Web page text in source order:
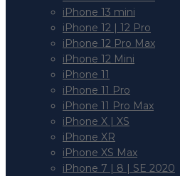
iPhone 13 mini
iPhone 12 | 12 Pro
iPhone 12 Pro Max
iPhone 12 Mini
iPhone 11
iPhone 11 Pro
iPhone 11 Pro Max
iPhone X | XS
iPhone XR
iPhone XS Max
iPhone 7 | 8 | SE 2020